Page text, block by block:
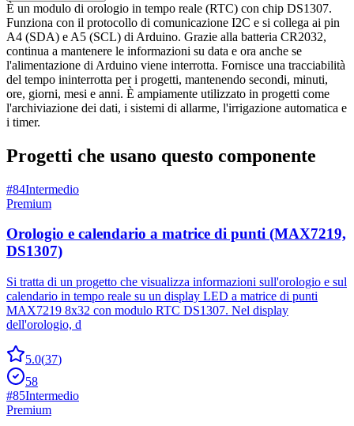
È un modulo di orologio in tempo reale (RTC) con chip DS1307.
Funziona con il protocollo di comunicazione I2C e si collega ai pin
A4 (SDA) e A5 (SCL) di Arduino. Grazie alla batteria CR2032,
continua a mantenere le informazioni su data e ora anche se
l'alimentazione di Arduino viene interrotta. Fornisce una tracciabilità
del tempo ininterrotta per i progetti, mantenendo secondi, minuti,
ore, giorni, mesi e anni. È ampiamente utilizzato in progetti come
l'archiviazione dei dati, i sistemi di allarme, l'irrigazione automatica e
i timer.
Progetti che usano questo componente
#84Intermedio
Premium
Orologio e calendario a matrice di punti (MAX7219,
DS1307)
Si tratta di un progetto che visualizza informazioni sull'orologio e sul
calendario in tempo reale su un display LED a matrice di punti
MAX7219 8x32 con modulo RTC DS1307. Nel display
dell'orologio, d
5.0(37)
58
#85Intermedio
Premium